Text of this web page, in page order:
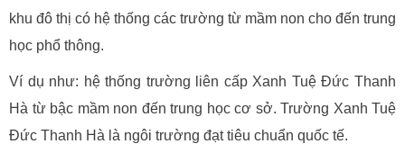
khu đô thị có hệ thống các trường từ mầm non cho đến trung
học phổ thông.
Ví dụ như: hệ thống trường liên cấp Xanh Tuệ Đức Thanh
Hà từ bậc mầm non đến trung học cơ sở. Trường Xanh Tuệ
Đức Thanh Hà là ngôi trường đạt tiêu chuẩn quốc tế.